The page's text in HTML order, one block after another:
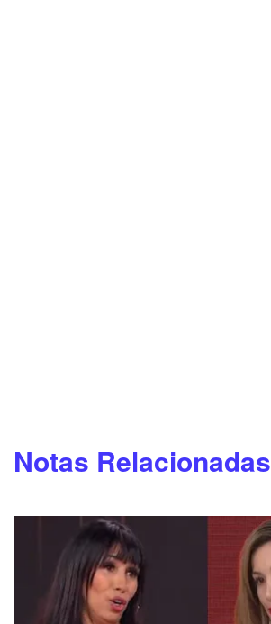
Notas Relacionadas